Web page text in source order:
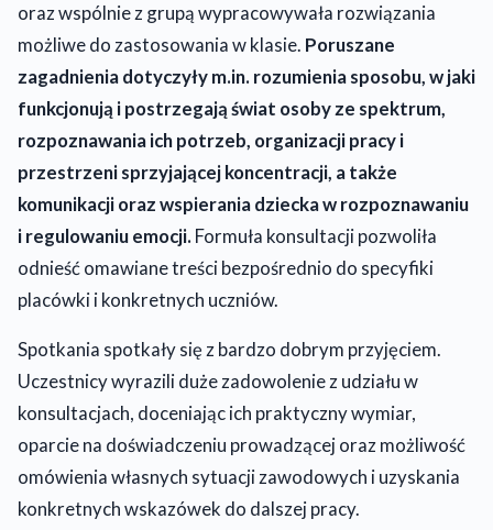
oraz wspólnie z grupą wypracowywała rozwiązania
możliwe do zastosowania w klasie. Poruszane
zagadnienia dotyczyły m.in. rozumienia sposobu, w jaki
funkcjonują i postrzegają świat osoby ze spektrum,
rozpoznawania ich potrzeb, organizacji pracy i
przestrzeni sprzyjającej koncentracji, a także
komunikacji oraz wspierania dziecka w rozpoznawaniu
i regulowaniu emocji. Formuła konsultacji pozwoliła
odnieść omawiane treści bezpośrednio do specyfiki
placówki i konkretnych uczniów.
Spotkania spotkały się z bardzo dobrym przyjęciem.
Uczestnicy wyrazili duże zadowolenie z udziału w
konsultacjach, doceniając ich praktyczny wymiar,
oparcie na doświadczeniu prowadzącej oraz możliwość
omówienia własnych sytuacji zawodowych i uzyskania
konkretnych wskazówek do dalszej pracy.